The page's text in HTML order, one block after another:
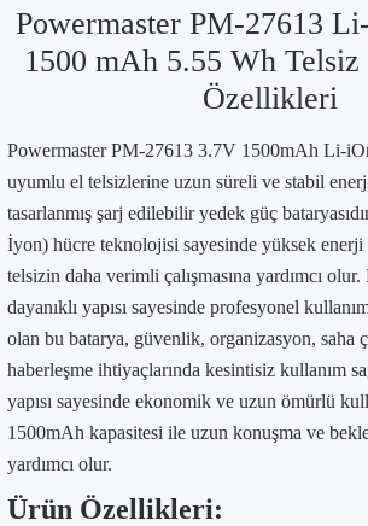
Powermaster PM-27613
1500 mAh 5.55 Wh
Özellikleri
Powermaster PM-27613 3.7V 1500mAh Li-
uyumlu el telsizlerine uzun süreli ve stabil
tasarlanmış şarj edilebilir yedek güç
İyon) hücre teknolojisi sayesinde yüksek
telsizin daha verimli çalışmasına yardımcı
dayanıklı yapısı sayesinde profesyonel
olan bu batarya, güvenlik, organizasyon, saha
haberleşme ihtiyaçlarında kesintisiz kullanım
yapısı sayesinde ekonomik ve uzun ömürlü
1500mAh kapasitesi ile uzun konuşma ve
yardımcı olur.
Ürün Özellikleri: